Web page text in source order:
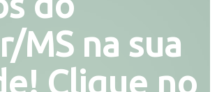
MS na sua
Clique no